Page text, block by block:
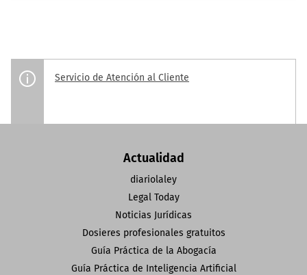
Servicio de Atención al Cliente
Actualidad
diariolaley
Legal Today
Noticias Jurídicas
Dosieres profesionales gratuitos
Guía Práctica de la Abogacía
Guía Práctica de Inteligencia Artificial